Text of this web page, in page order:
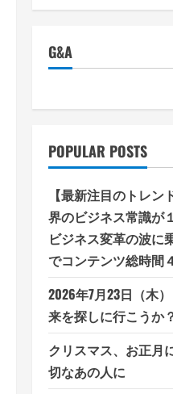
G&A
POPULAR POSTS
【最新注目のトレン
界のビジネス常識が
ビジネス変革の波
でコンテンツ総時間
2026年7月23日（木
来を探しに行こうか
クリスマス、お正月
切なあの人に